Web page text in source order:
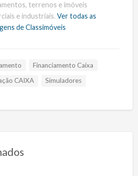
terrenos e imóveis
e industriais.Ver todas as
de Classimóveis
Financiamento Caixa
CAIXA Simuladores